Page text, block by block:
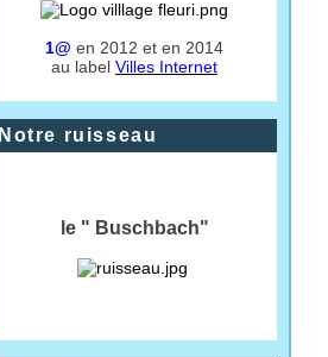
1@ en 2012 et en 2014
au label Villes Internet
Notre ruisseau
le " Buschbach"